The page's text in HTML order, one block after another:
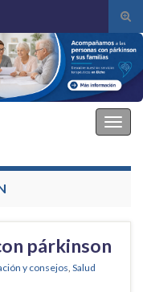
de
párkinson
y consejos, Salud